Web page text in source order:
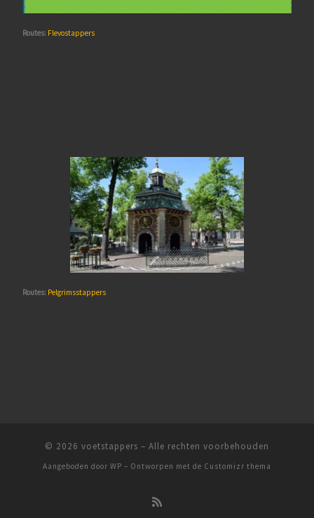
Routes: Flevostappers
Routes: Pelgrimsstappers
© 2026 voetstappers – Alle rechten voorbehouden
Aangeboden door WP – Ontworpen met de Customizr thema